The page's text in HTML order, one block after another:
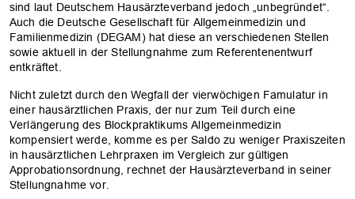
OK
sind laut Deutschem Hausärzteverband jedoch „unbegründet“.
Auch die Deutsche Gesellschaft für Allgemeinmedizin und
Familienmedizin (DEGAM) hat diese an verschiedenen Stellen
sowie aktuell in der Stellungnahme zum Referentenentwurf
entkräftet.
Nicht zuletzt durch den Wegfall der vierwöchigen Famulatur in
einer hausärztlichen Praxis, der nur zum Teil durch eine
Verlängerung des Blockpraktikums Allgemeinmedizin
kompensiert werde, komme es per Saldo zu weniger Praxiszeiten
in hausärztlichen Lehrpraxen im Vergleich zur gültigen
Approbationsordnung, rechnet der Hausärzteverband in seiner
Stellungnahme vor.